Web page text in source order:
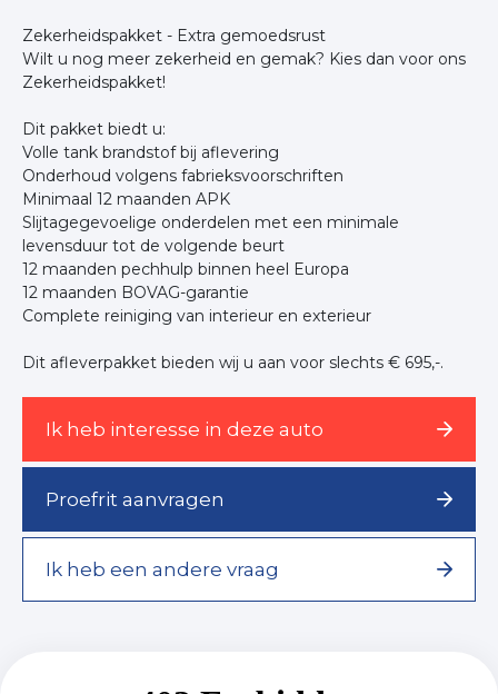
Zekerheidspakket - Extra gemoedsrust
Wilt u nog meer zekerheid en gemak? Kies dan voor ons
Zekerheidspakket!
Dit pakket biedt u:
Volle tank brandstof bij aflevering
Onderhoud volgens fabrieksvoorschriften
Minimaal 12 maanden APK
Slijtagegevoelige onderdelen met een minimale
levensduur tot de volgende beurt
12 maanden pechhulp binnen heel Europa
12 maanden BOVAG-garantie
Complete reiniging van interieur en exterieur
Dit afleverpakket bieden wij u aan voor slechts € 695,-.
Ik heb interesse in deze auto
Proefrit aanvragen
Ik heb een andere vraag